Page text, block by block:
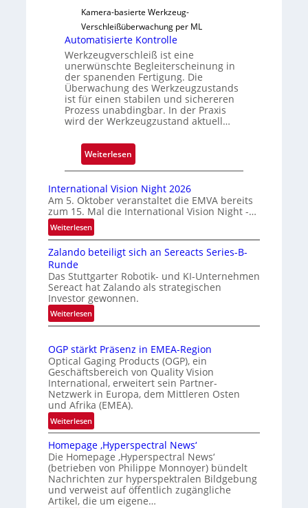
ä
s
s
i
g
e
D
r
u
k
m
r
k
n
e
r
k
e
n
n
g
Kamera-basierte Werkzeug-
Verschleißüberwachung per ML
Automatisierte Kontrolle
Werkzeugverschleiß ist eine
unerwünschte Begleiterscheinung in
der spanenden Fertigung. Die
Überwachung des Werkzeugzustands
ist für einen stabilen und sichereren
Prozess unabdingbar. In der Praxis
wird der Werkzeugzustand aktuell…
Weiterlesen:
A
t
o
a
t
s
i
r
e
K
o
n
o
l
l
e
International Vision Night 2026
Am 5. Oktober veranstaltet die EMVA bereits
zum 15. Mal die International Vision Night -…
Weiterlesen:
I
n
e
r
n
a
o
n
a
l
V
i
s
i
o
n
N
i
Zalando beteiligt sich an Sereacts Series-B-
Runde
Das Stuttgarter Robotik- und KI-Unternehmen
Sereact hat Zalando als strategischen
Investor gewonnen.
Weiterlesen:
Z
l
a
n
d
o
b
e
t
e
i
l
i
OGP stärkt Präsenz in EMEA-Region
Optical Gaging Products (OGP), ein
Geschäftsbereich von Quality Vision
International, erweitert sein Partner-
Netzwerk in Europa, dem Mittleren Osten
und Afrika (EMEA).
Weiterlesen:
O
G
P
s
t
ä
Homepage ‚Hyperspectral News‘
Die Homepage ‚Hyperspectral News‘
(betrieben von Philippe Monnoyer) bündelt
Nachrichten zur hyperspektralen Bildgebung
und verweist auf öffentlich zugängliche
Artikel, die um eigene…